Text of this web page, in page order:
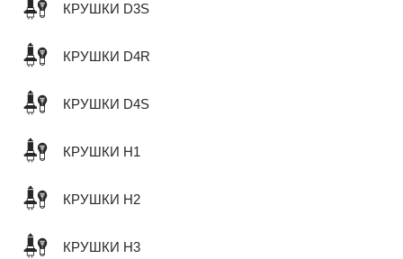
КРУШКИ D3S
КРУШКИ D4R
КРУШКИ D4S
КРУШКИ H1
КРУШКИ H2
КРУШКИ H3